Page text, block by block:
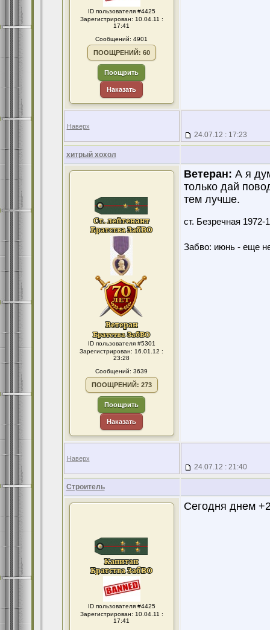
ID пользователя #4425
Зарегистрирован: 10.04.11 :
17:41
Сообщений: 4901
ПООЩРЕНИЙ: 60
Поощрить
Наказать
Наверх
24.07.12 : 17:23
хитрый хохол
ID пользователя #5301
Зарегистрирован: 16.01.12 :
23:28
Сообщений: 3639
ПООЩРЕНИЙ: 273
Поощрить
Наказать
Ветеран: А я
только дай
тем лучше.
ст. Безречная
Забво: июнь - еще
Наверх
24.07.12 : 21:40
Строитель
ID пользователя #4425
Зарегистрирован: 10.04.11 :
17:41
Сегодня днем